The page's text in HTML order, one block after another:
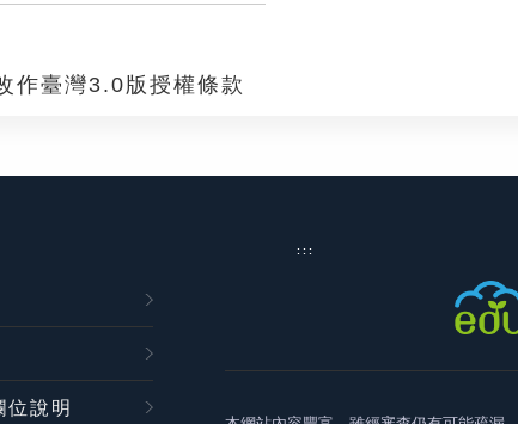
作臺灣3.0版授權條款
:::
位說明